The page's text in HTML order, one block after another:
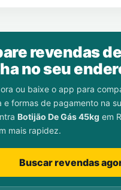
revendas
no seu
ou baixe o app para
e formas de pagamento na
Botijão De Gás 45kg em
mais rapidez.
Buscar revendas